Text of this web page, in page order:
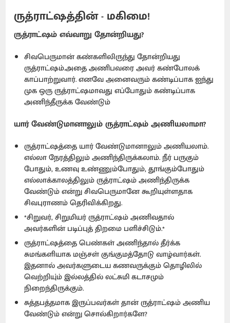
ருத்ராட்ஷத்தின் - மகிமை!
ருத்ராட்ஷம் எவ்வாறு தோன்றியது?
சிவபெருமான் கண்களிலிருந்து தோன்றியது
ருத்ராட்ஷம்.அதை அணிபவரை அவர் கண்போலக்
காப்பாற்றுவார். எனவே அனைவரும் கண்டிப்பாக ஐந்து
முக ஒரு ருத்ராட்ஷமாவது எப்போதும் கண்டிப்பாக
அணிந்தீருக்க வேண்டும்
யார் வேண்டுமானாலும் ருத்ராட்ஷம் அணியலாமா?
ருத்ராட்ஷத்தை யார் வேண்டுமானாலும் அணியலாம்.
எல்லா நேரத்திலும் அணிந்திருக்கலாம். நீர் பருகும்
போதும், உணவு உண்ணும்போதும், தூங்கும்போதும்
எல்லாக்காலத்திலும் ருத்ராட்ஷம் அணிந்திருக்க
வேண்டும் என்று சிவபெருமானே கூறியுள்ளதாக
சிவபுராணம் தெரிவிக்கிறது.
*சிறுவர், சிறுமியர் ருத்ராட்ஷம் அணிவதால்
அவர்களின் படிப்புத் திறமை பளிச்சிடும்.*
ருத்ராட்ஷத்தை பெண்கள் அணிந்தால் தீர்க்க
சுமங்களியாக மஞ்சள் குங்குமத்தோடு வாழ்வார்கள்.
இதனால் அவர்களுடைய கணவருக்கும் தொழிலில்
வெற்றியு்ம் இல்லத்தில் லட்சுமி கடாசமும்
நிறைந்திருக்கும்.
சுத்தபத்தமாக இருப்பவர்கள் தான் ருத்ராட்ஷம் அணிய
வேண்டும் என்று சொல்கிறார்களே?